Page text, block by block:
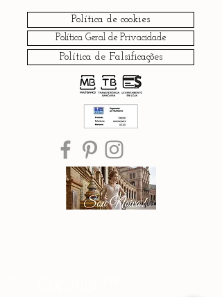
Política de cookies
Política Geral de Privacidade
Política de Falsificações